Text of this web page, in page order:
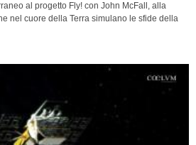
al progetto Fly! con John McFall, alla
nel cuore della Terra simulano le sfide della